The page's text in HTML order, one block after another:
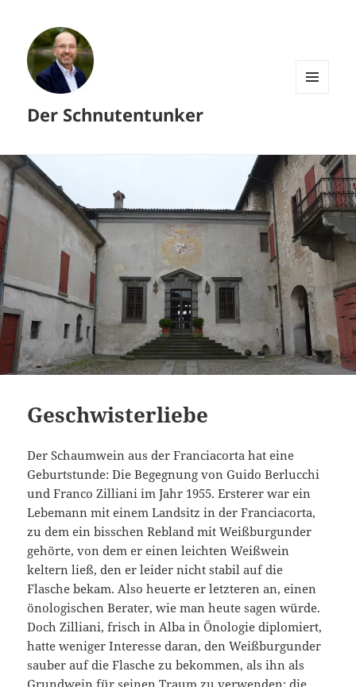
Der Schnutentunker
Geschwisterliebe
Der Schaumwein aus der Franciacorta hat eine
Geburtstunde: Die Begegnung von Guido Berlucchi
und Franco Zilliani im Jahr 1955.Ersterer war ein
Lebemann mit einem Landsitz in der Franciacorta,
zu dem ein bisschen Rebland mit Weißburgunder
gehörte, von dem er einen leichten Weißwein
keltern ließ, den er leider nicht stabil auf die
Flasche bekam. Also heuerte er letzteren an, einen
önologischen Berater, wie man heute sagen würde.
Doch Zilliani, frisch in Alba in Önologie diplomiert,
hatte weniger Interesse daran, den Weißburgunder
sauber auf die Flasche zu bekommen, als ihn als
Grundwein für seinen Traum zu verwenden: die